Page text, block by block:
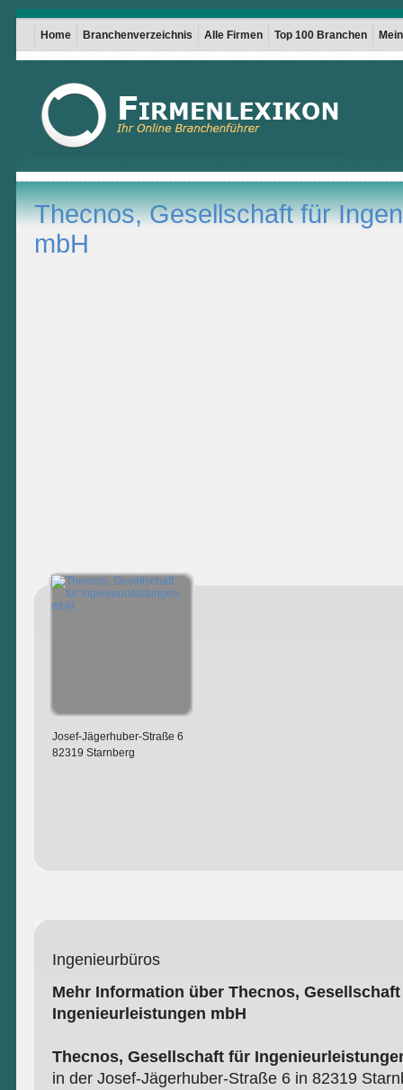
Home Branchenverzeichnis Alle Firmen Top 100 Branchen
Thecnos, Gesellschaft für
mbH
Josef-Jägerhuber-Straße 6
82319 Starnberg
Ingenieurbüros
Mehr Information über Thecnos,
Ingenieurleistungen mbH
Thecnos, Gesellschaft für
in der Josef-Jägerhuber-Straße 6 in 82319